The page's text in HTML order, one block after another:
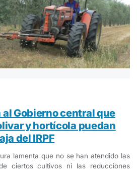
Gobierno central que
y hortícola puedan
del IRPF
lamenta que no se han atendido las
ciertos cultivos ni las reducciones